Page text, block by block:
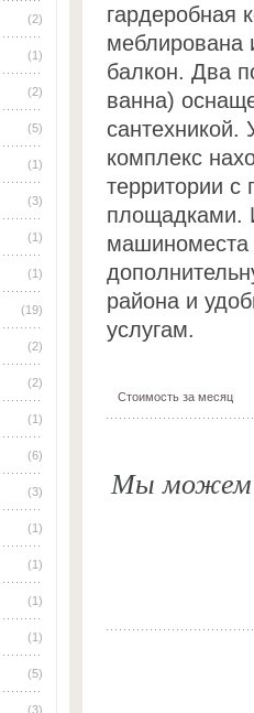
(2)
(1)
(2)
(5)
(1)
(3)
(1)
(1)
(19)
(2)
(2)
(1)
(6)
(3)
(1)
(1)
(1)
(1)
(5)
(3)
гардеробная
меблирована
балкон. Два
ванна)
комплекс
территории с
площадками.
машиноместа
района и
услугам.
Стоимость за месяц
Мы можем